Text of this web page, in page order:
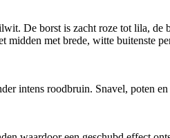
De borst is zacht roze tot lila,
met brede, witte buitenste
intens roodbruin. Snavel, poten